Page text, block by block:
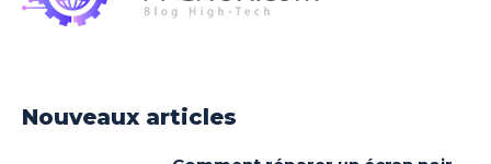
Nouveaux articles